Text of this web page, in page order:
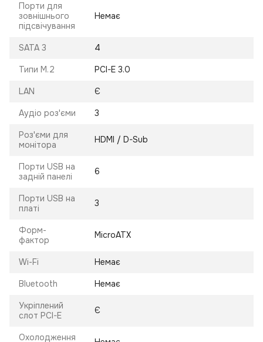
Порти для
зовнішнього
підсвічування
Немає
SATA 3 4
Типи M.2 PCI-E 3.0
LAN Є
Аудіо роз'єми 3
Роз'єми для
монітора
HDMI / D-Sub
Порти USB на
задній панелі
6
Порти USB на
платі
3
Форм-
фактор
MicroATX
Wi-Fi Немає
Bluetooth Немає
Укріплений
слот PCI-E
Є
Охолодження